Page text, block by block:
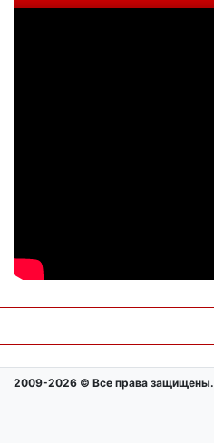
2009-2026 © Все права защищены.